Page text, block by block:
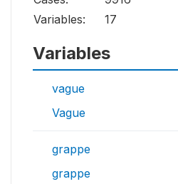
Variables:
17
Variables
vague
Vague
grappe
grappe